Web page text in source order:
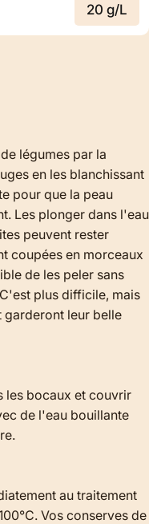
20 g/L
légumes par la
en les blanchissant
pour que la peau
Les plonger dans l'eau
peuvent rester
coupées en morceaux
de les peler sans
plus difficile, mais
garderont leur belle
les bocaux et couvrir
de l'eau bouillante
au traitement
Vos conserves de